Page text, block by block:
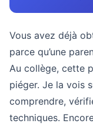
Vous avez déjà
parce qu’une
Au collège, cette
piéger. Je la vois
comprendre,
techniques.